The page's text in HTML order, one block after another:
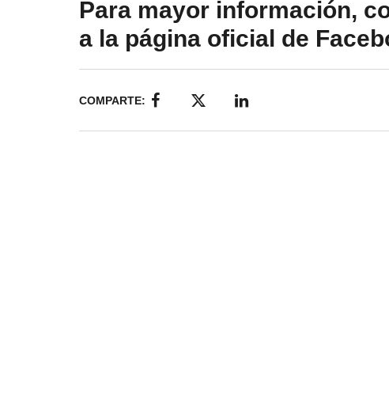
Para mayor información,
a la página oficial de
COMPARTE: